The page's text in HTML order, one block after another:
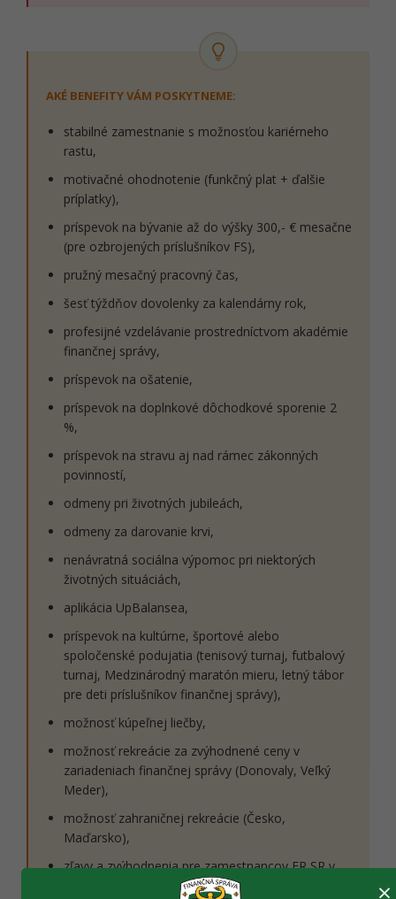
AKÉ BENEFITY VÁM POSKYTNEME:
stabilné zamestnanie s možnosťou kariérneho
rastu,
motivačné ohodnotenie (funkčný plat + ďalšie
príplatky),
príspevok na bývanie až do výšky 300,- € mesačne
(pre ozbrojených príslušníkov FS),
pružný mesačný pracovný čas,
šesť týždňov dovolenky za kalendárny rok,
profesijné vzdelávanie prostredníctvom akadémie
finančnej správy,
príspevok na ošatenie,
príspevok na doplnkové dôchodkové sporenie 2
%,
príspevok na stravu aj nad rámec zákonných
povinností,
odmeny pri životných jubileách,
odmeny za darovanie krvi,
nenávratná sociálna výpomoc pri niektorých
životných situáciách,
aplikácia UpBalansea,
príspevok na kultúrne, športové alebo
spoločenské podujatia (tenisový turnaj, futbalový
turnaj, Medzinárodný maratón mieru, letný tábor
pre deti príslušníkov finančnej správy),
možnosť kúpeľnej liečby,
možnosť rekreácie za zvýhodnené ceny v
zariadeniach finančnej správy (Donovaly, Veľký
Meder),
možnosť zahraničnej rekreácie (Česko,
Maďarsko),
zľavy a zvýhodnenia pre zamestnancov FR SR v
oblasti kultúry, cestovania, zdravia, poistenia, a
×